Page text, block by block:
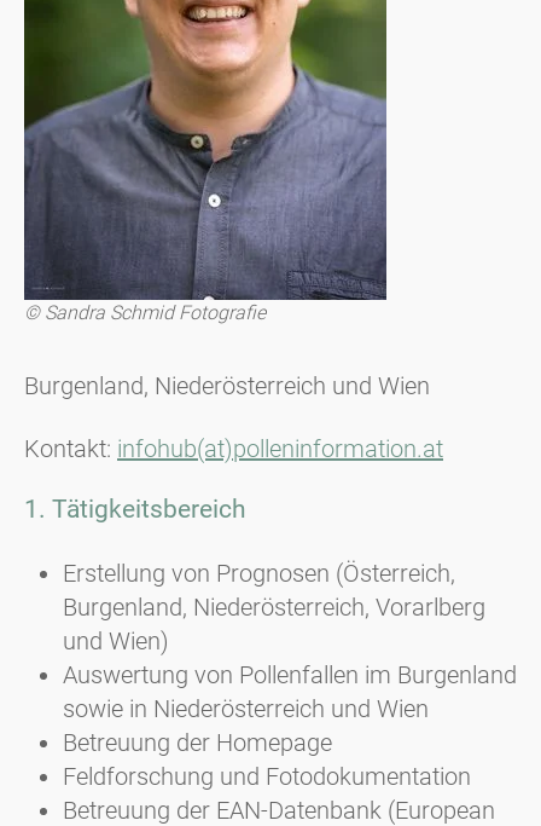
© Sandra Schmid Fotografie
Burgenland, Niederösterreich und Wien
Kontakt: infohub(at)polleninformation.at
1. Tätigkeitsbereich
Erstellung von Prognosen (Österreich,
Burgenland, Niederösterreich, Vorarlberg
und Wien)
Auswertung von Pollenfallen im Burgenland
sowie in Niederösterreich und Wien
Betreuung der Homepage
Feldforschung und Fotodokumentation
Betreuung der EAN-Datenbank (European